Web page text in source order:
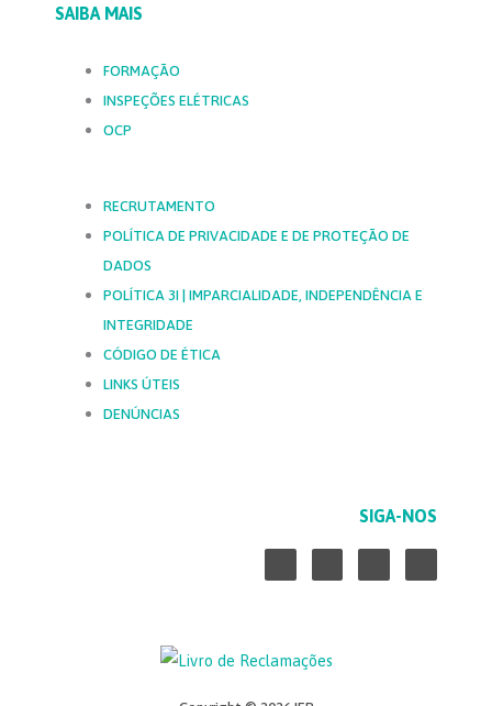
SAIBA MAIS
FORMAÇÃO
INSPEÇÕES ELÉTRICAS
OCP
RECRUTAMENTO
POLÍTICA DE PRIVACIDADE E DE PROTEÇÃO DE
DADOS
POLÍTICA 3I | IMPARCIALIDADE, INDEPENDÊNCIA E
INTEGRIDADE
CÓDIGO DE ÉTICA
LINKS ÚTEIS
DENÚNCIAS
SIGA-NOS
i
d
a
o
o
n